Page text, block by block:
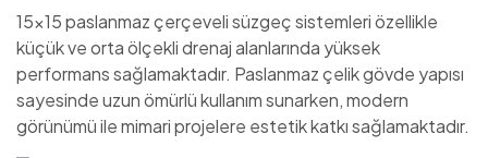
15×15 paslanmaz çerçeveli süzgeç sistemleri özellikle
küçük ve orta ölçekli drenaj alanlarında yüksek
performans sağlamaktadır. Paslanmaz çelik gövde yapısı
sayesinde uzun ömürlü kullanım sunarken, modern
görünümü ile mimari projelere estetik katkı sağlamaktadır.